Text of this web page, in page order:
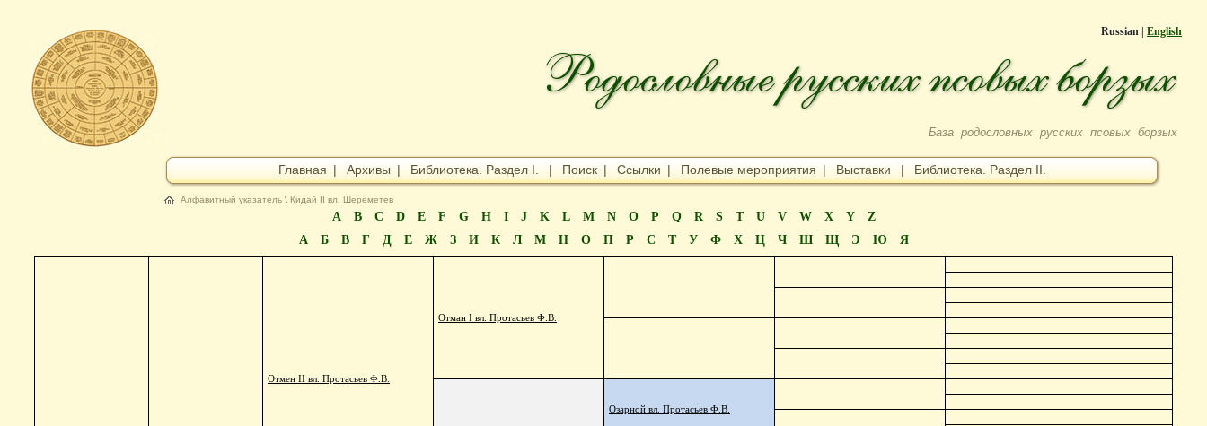
Russian | English
База родословных русских псовых борзых
Главная | Архивы | Библиотека. Раздел I. | Поиск | Ссылки | Полевые мероприятия | Выставки | Библиотека. Раздел II.
Алфавитный указатель \ Кидай II вл. Шереметев
A B C D E F G H I J K L M N O P Q R S T U V W X Y
Z
А
Б В Г Д Е Ж З И К Л М Н О П Р С Т У Ф Х Ц Ч Ш Щ Э Ю Я
Отмен II вл. Протасьев Ф.В.
Отман I вл. Протасьев Ф.В.
Озарной вл. Протасьев Ф.В.